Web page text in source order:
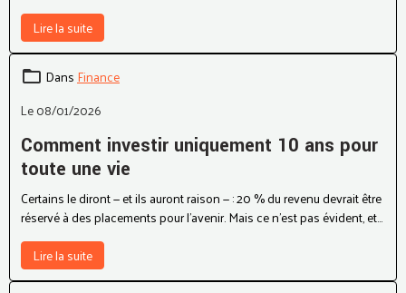
Lire la suite
Comment investir uniquement 10 ans pour
toute une vie
Certains le diront — et ils auront raison — : 20 % du revenu devrait être
réservé à des placements pour l’avenir. Mais ce n’est pas évident, et
tout le monde ne peut pas le faire. Regardons donc d’autres
scénarios.
Lire la suite